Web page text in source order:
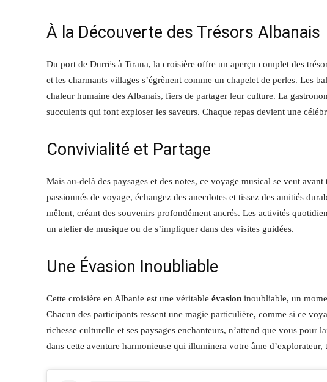
À la Découverte des Trésors Albanais
Du port de Durrës à Tirana, la croisière offre un aperçu complet des
et les charmants villages s’égrènent comme un chapelet de perles. Les
chaleur humaine des Albanais, fiers de partager leur culture. La
succulents qui font exploser les saveurs. Chaque repas devient une
Convivialité et Partage
Mais au-delà des paysages et des notes, ce voyage musical se veut
passionnés de voyage, échangez des anecdotes et tissez des amitiés
mêlent, créant des souvenirs profondément ancrés. Les activités
un atelier de musique ou de s’impliquer dans des visites guidées.
Une Évasion Inoubliable
Cette croisière en Albanie est une véritable évasion inoubliable, un
Chacun des participants ressent une magie particulière, comme si ce
richesse culturelle et ses paysages enchanteurs, n’attend que vous pour
dans cette aventure harmonieuse qui illuminera votre âme